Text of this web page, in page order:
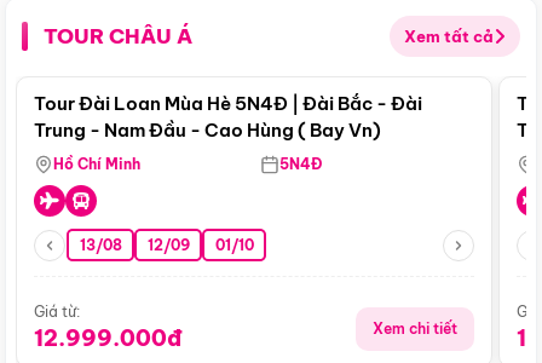
TOUR CHÂU Á Xem tất cả
Điểm nổi bật
Tour Đài Loan Mùa Hè 5N4Đ | Đài Bắc - Đài
Trung - Nam Đầu - Cao Hùng ( Bay Vn)
Hồ Chí Minh 5N4Đ
13/08 12/09 01/10
Giá từ:
12.999.000đ Xem chi tiết